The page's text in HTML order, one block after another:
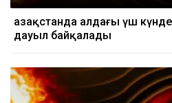
Қазақстанда алдағы үш
дауыл байқалады